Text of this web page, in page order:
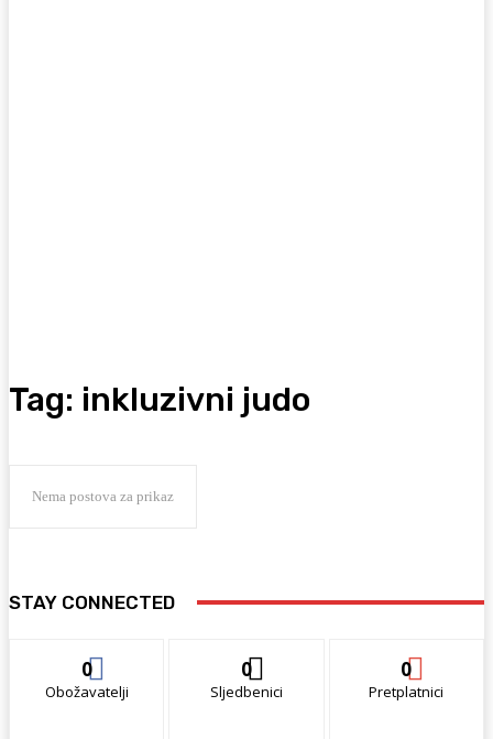
Tag: inkluzivni judo
Nema postova za prikaz
STAY CONNECTED
0
Obožavatelji
0
Sljedbenici
0
Pretplatnici